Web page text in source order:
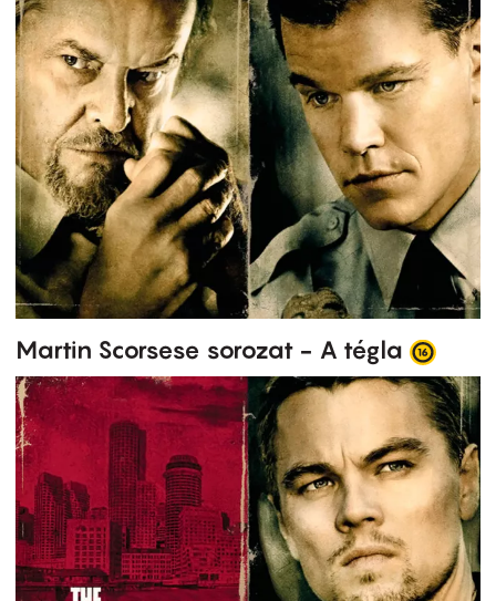
Martin Scorsese sorozat - A tégla